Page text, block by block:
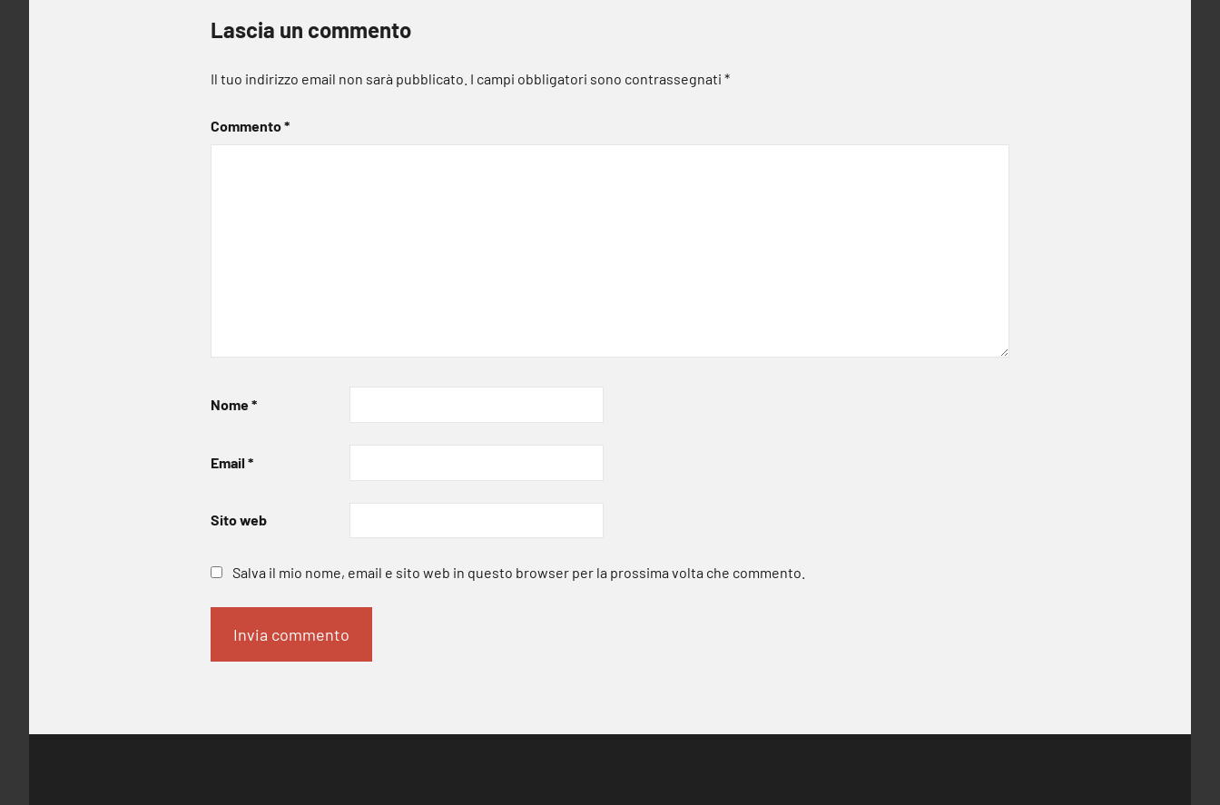
Lascia un commento
Il tuo indirizzo email non sarà pubblicato. I campi obbligatori sono contrassegnati *
Commento*
Nome*
Email *
Sito web
Salva il mio nome, email e sito web in questo browser per la prossima volta che commento.